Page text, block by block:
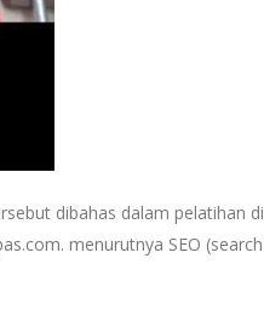
dibahas dalam
menurutnya SEO